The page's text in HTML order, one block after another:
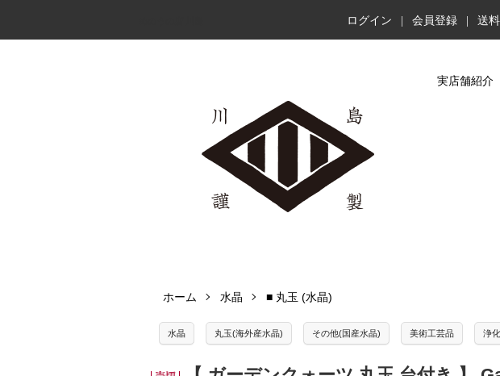
ログイン 会員登録 送
実店舗紹介
ホーム 水晶 ■ 丸玉 (水晶)
水晶 丸玉(海外産水晶) その他(国産水晶) 美術工芸品 浄